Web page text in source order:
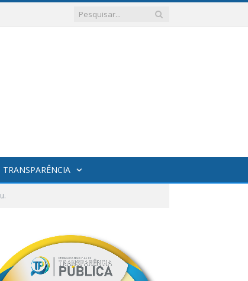
TRANSPARÊNCIA